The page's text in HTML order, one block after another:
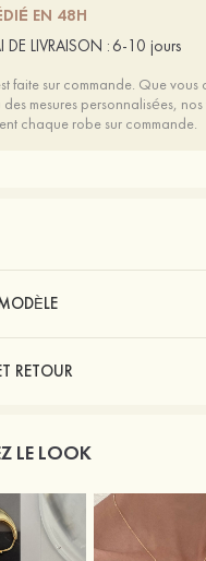
EN 48H
DE LIVRAISON : 6-10 jours
faite sur commande. Que vous
mesures personnalisées,
chaque robe sur commande.
RETOUR
LE LOOK